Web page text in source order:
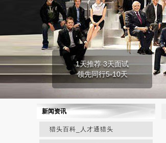
1天推荐 3天面试
领先同行5-10天
新闻资讯
猎头百科_人才通猎头